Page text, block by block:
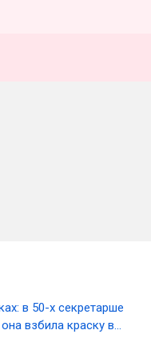
в 50-х секретарше
взбила краску в